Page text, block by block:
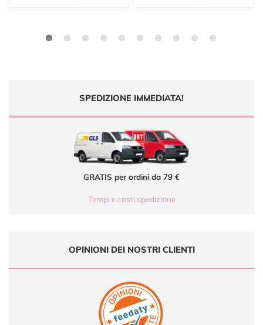
SPEDIZIONE IMMEDIATA!
GRATIS per ordini da 79 €
Tempi e costi spedizione
OPINIONI DEI NOSTRI CLIENTI